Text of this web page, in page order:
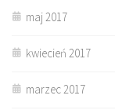
maj 2017
kwiecień 2017
marzec 2017